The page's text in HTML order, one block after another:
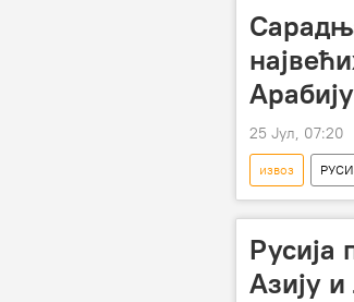
Арабију
25 Јул, 07:20
извоз
Русија
Азију